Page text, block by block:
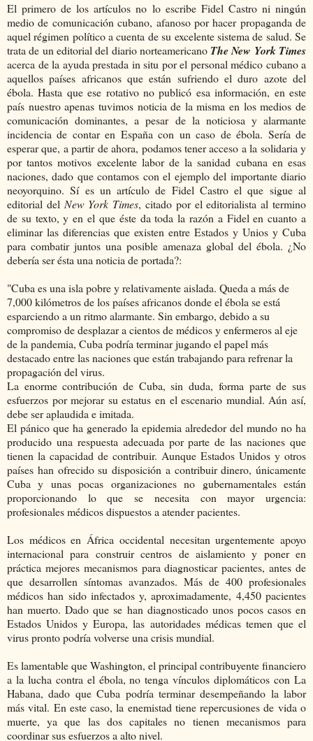
El primero de los artículos no lo escribe Fidel Castro ni ningún
medio de comunicación cubano, afanoso por hacer propaganda de
aquel régimen político a cuenta de su excelente sistema de salud. Se
trata de un editorial del diario norteamericano The New York Times
acerca de la ayuda prestada in situ por el personal médico cubano a
aquellos países africanos que están sufriendo el duro azote del
ébola. Hasta que ese rotativo no publicó esa información, en este
país nuestro apenas tuvimos noticia de la misma en los medios de
comunicación dominantes, a pesar de la noticiosa y alarmante
incidencia de contar en España con un caso de ébola. Sería de
esperar que, a partir de ahora, podamos tener acceso a la solidaria y
por tantos motivos excelente labor de la sanidad cubana en esas
naciones, dado que contamos con el ejemplo del importante diario
neoyorquino. Sí es un artículo de Fidel Castro el que sigue al
editorial del New York Times, citado por el editorialista al termino
de su texto, y en el que éste da toda la razón a Fidel en cuanto a
eliminar las diferencias que existen entre Estados y Unios y Cuba
para combatir juntos una posible amenaza global del ébola. ¿No
debería ser ésta una noticia de portada?:
"Cuba es una isla pobre y relativamente aislada. Queda a más de
7,000 kilómetros de los países africanos donde el ébola se está
esparciendo a un ritmo alarmante. Sin embargo, debido a su
compromiso de desplazar a cientos de médicos y enfermeros al eje
de la pandemia, Cuba podría terminar jugando el papel más
destacado entre las naciones que están trabajando para refrenar la
propagación del virus.
La enorme contribución de Cuba, sin duda, forma parte de sus
esfuerzos por mejorar su estatus en el escenario mundial. Aún así,
debe ser aplaudida e imitada.
El pánico que ha generado la epidemia alrededor del mundo no ha
producido una respuesta adecuada por parte de las naciones que
tienen la capacidad de contribuir. Aunque Estados Unidos y otros
países han ofrecido su disposición a contribuir dinero, únicamente
Cuba y unas pocas organizaciones no gubernamentales están
proporcionando lo que se necesita con mayor urgencia:
profesionales médicos dispuestos a atender pacientes.
Los médicos en África occidental necesitan urgentemente apoyo
internacional para construir centros de aislamiento y poner en
práctica mejores mecanismos para diagnosticar pacientes, antes de
que desarrollen síntomas avanzados. Más de 400 profesionales
médicos han sido infectados y, aproximadamente, 4,450 pacientes
han muerto. Dado que se han diagnosticado unos pocos casos en
Estados Unidos y Europa, las autoridades médicas temen que el
virus pronto podría volverse una crisis mundial.
Es lamentable que Washington, el principal contribuyente financiero
a la lucha contra el ébola, no tenga vínculos diplomáticos con La
Habana, dado que Cuba podría terminar desempeñando la labor
más vital. En este caso, la enemistad tiene repercusiones de vida o
muerte, ya que las dos capitales no tienen mecanismos para
coordinar sus esfuerzos a alto nivel.